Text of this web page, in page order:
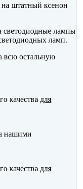
на штатный ксенон
светодиодные лампы
ламп.
всю остальную
качества для
нашими
качества для